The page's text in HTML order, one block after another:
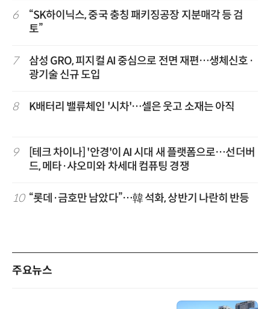
6
“SK하이닉스, 중국 충칭 패키징공장 지분매각 등 검
토”
7
삼성 GRO, 피지컬 AI 중심으로 전면 재편…생체신호·
광기술 신규 도입
8 K배터리 밸류체인 '시차'…셀은 웃고 소재는 아직
9
[테크 차이나] '안경'이 AI 시대 새 플랫폼으로…선더버
드, 메타·샤오미와 차세대 컴퓨팅 경쟁
10 “롯데·금호만 남았다”…韓 석화, 상반기 나란히 반등
주요뉴스